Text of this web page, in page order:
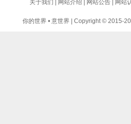
关于我们 网站介绍 网站公告 网站
你的世界 • 意世界 | Copyright © 2015-